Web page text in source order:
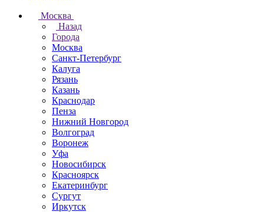
Москва
Назад
Города
Москва
Санкт-Петербург
Калуга
Рязань
Казань
Краснодар
Пенза
Нижний Новгород
Волгоград
Воронеж
Уфа
Новосибирск
Красноярск
Екатеринбург
Сургут
Иркутск